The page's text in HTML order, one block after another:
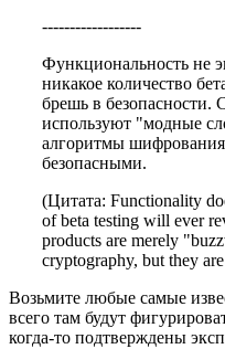
------------------
Функциональность не
никакое количество
брешь в
используют "модные
алгоритмы
безопасными.
(Цитата: Functionality
of beta testing will ever
products are merely
cryptography, but they
Возьмите любые самые
всего там будут
когда-то подтверждены